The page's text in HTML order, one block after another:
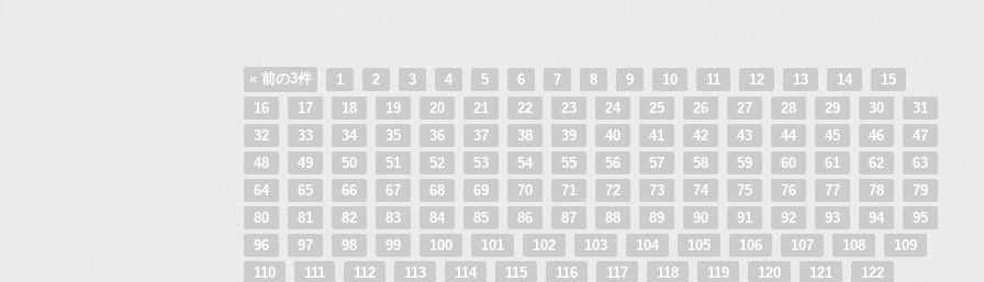
« 前の3件 1 2 3 4 5 6 7 8 9 10 11 12 13 14
15
16
17 18 19 20 21 22 23 24 25 26 27 28 29 30
31
32
33 34 35 36 37 38 39 40 41 42 43 44 45 46
47
48
49 50 51 52 53 54 55 56 57 58 59 60 61 62
63
64
65 66 67 68 69 70 71 72 73 74 75 76 77 78
79
80
81 82 83 84 85 86 87 88 89 90 91 92 93 94
95
96
97 98 99 100 101 102 103 104 105 106 107 108
109
110
111 112 113 114 115 116 117 118 119 120 121
122